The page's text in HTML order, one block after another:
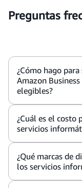
Preguntas
¿Cómo hago
Amazon
elegibles?
¿Cuál es el costo
servicios
¿Qué marcas de
los servicios